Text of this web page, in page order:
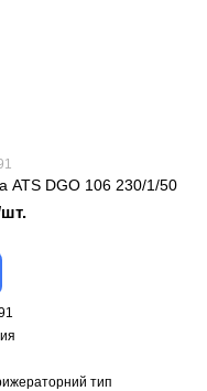
ATS DGO 106 230/1/50
шт.
тип